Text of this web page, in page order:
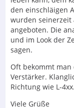
den einschläigen
wurden seinerzeit
angeboten. Die
und im Look der
sagen.
Oft bekommt man
Verstärker.
Richtung wie L-4xx.
Viele Grüße